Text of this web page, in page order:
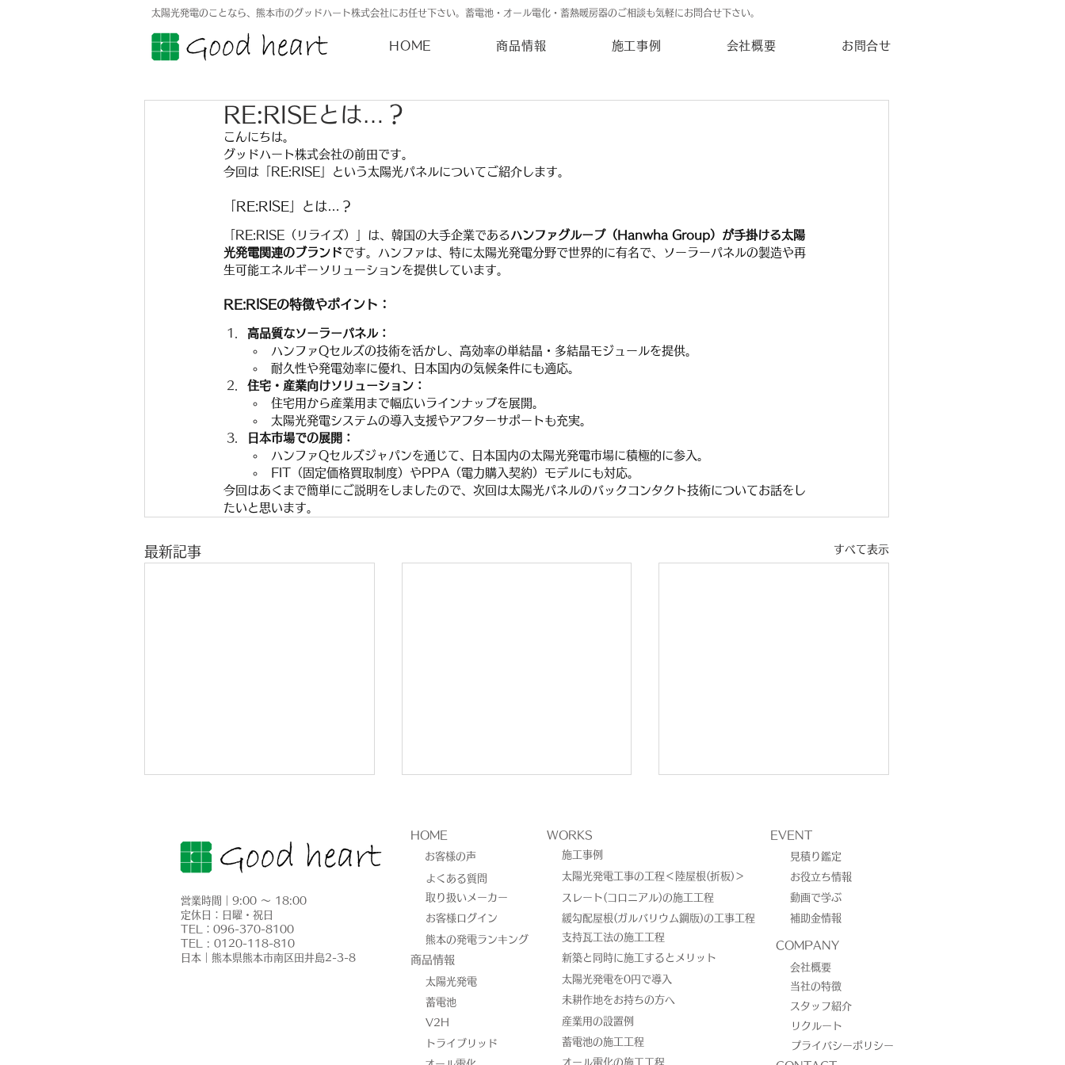
太陽光発電のことなら、熊本市のグッドハート株式会社にお任せ下さい。蓄電池・オール電化・蓄熱暖房器のご相談も気軽にお問合せ下さい。
HOME 商品情報 施工事例 会社概要 お問合せ
RE:RISEとは…？
こんにちは。
グッドハート株式会社の前田です。
今回は「RE:RISE」という太陽光パネルについてご紹介します。
「RE:RISE」とは…？
「RE:RISE（リライズ）」は、韓国の大手企業であるハンファグループ（Hanwha Group）が手掛ける太陽
光発電関連のブランドです。ハンファは、特に太陽光発電分野で世界的に有名で、ソーラーパネルの製造や再
生可能エネルギーソリューションを提供しています。
RE:RISEの特徴やポイント：
高品質なソーラーパネル：
ハンファQセルズの技術を活かし、高効率の単結晶・多結晶モジュールを提供。
耐久性や発電効率に優れ、日本国内の気候条件にも適応。
住宅・産業向けソリューション：
住宅用から産業用まで幅広いラインナップを展開。
太陽光発電システムの導入支援やアフターサポートも充実。
日本市場での展開：
ハンファQセルズジャパンを通じて、日本国内の太陽光発電市場に積極的に参入。
FIT（固定価格買取制度）やPPA（電力購入契約）モデルにも対応。
今回はあくまで簡単にご説明をしましたので、次回は太陽光パネルのバックコンタクト技術についてお話をし
たいと思います。
最新記事 すべて表示
太陽光発電・蓄電池工事／熊
本市東区戸島
熊本市西区中島町｜太陽光発
電5.115kW＋EP CUBE
13.3kWh創蓄連携システム
設置工事
工事
営業時間｜9:00 ～ 18:00
定休日：日曜・祝日
​TEL：096-370-8100
TEL : 0120-118-810
​日本｜熊本県熊本市南区田井島2-3-8
HOME
お客様の声
よくある質問
取り扱いメーカー
お客様ログイン
熊本の発電ランキング
​商品情報
太陽光発電
蓄電池
V2H
トライブリッド
WORKS EVENT
施工事例
太陽光発電工事の工程＜陸屋根(折板)＞
スレート(コロニアル)の施工工程
緩勾配屋根(ガルバリウム鋼版)の工事工程
​支持瓦工法の施工工程
新築と同時に施工するとメリット
太陽光発電を0円で導入
未耕作地をお持ちの方へ
産業用の設置例
蓄電池の施工工程
オール電化の施工工程
見積り鑑定
お役立ち情報
動画で学ぶ
補助金情報
COMPANY
会社概要
当社の特徴
スタッフ紹介
リクルート
プライバシーポリシー